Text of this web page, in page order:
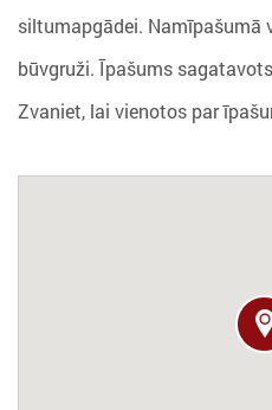
siltumapgādei. Namīpašumā
būvgruži. Īpašums
Zvaniet, lai vienotos par